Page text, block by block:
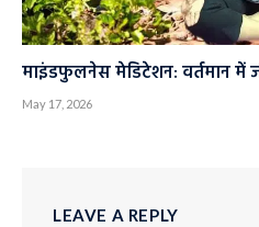
माइंडफुलनेस मेडिटेशन: वर्तमान में
May 17, 2026
LEAVE A REPLY